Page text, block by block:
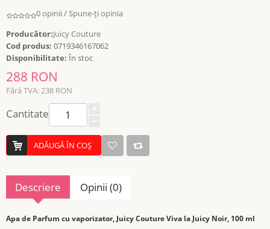
0 opinii /Spune-ţi opinia
Producător:Juicy Couture
Cod produs: 0719346167062
Disponibilitate: În stoc
288 RON
Fără TVA: 238 RON
Cantitate
ADĂUGĂ ÎN COŞ
Descriere Opinii (0)
Apa de Parfum cu vaporizator, Juicy Couture Viva la Juicy Noir, 100 ml